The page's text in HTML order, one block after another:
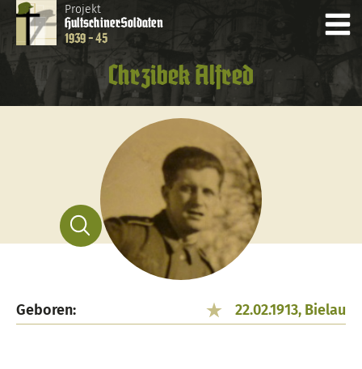
Projekt
HultschinerSoldaten
1939 - 45
Chrzibek Alfred
Geboren: 22.02.1913, Bielau